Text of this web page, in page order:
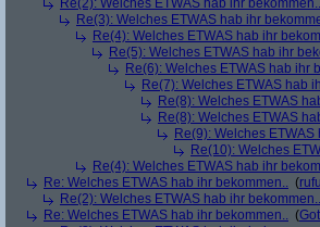
Re(2): Welches ETWAS hab ihr bekommen..
Re(3): Welches ETWAS hab ihr
Re(4): Welches ETWAS hab ihr
Re(5): Welches ETWAS hab ihr
Re(6): Welches ETWAS hab ihr
Re(7): Welches ETWAS hab
Re(8): Welches ETWAS
Re(8): Welches ETWAS
Re(9): Welches
Re(10): Welches
Re(4): Welches ETWAS hab ihr
Re: Welches ETWAS hab ihr bekommen.. (
Re(2): Welches ETWAS hab ihr bekommen..
Re: Welches ETWAS hab ihr bekommen.. (